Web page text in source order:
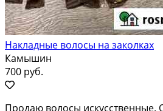
Накладные волосы на заколках
Камышин
700 руб.
Продаю волосы искусственные.